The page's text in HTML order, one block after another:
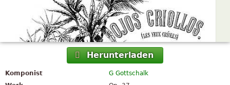
Herunterladen
Komponist
G Gottschalk